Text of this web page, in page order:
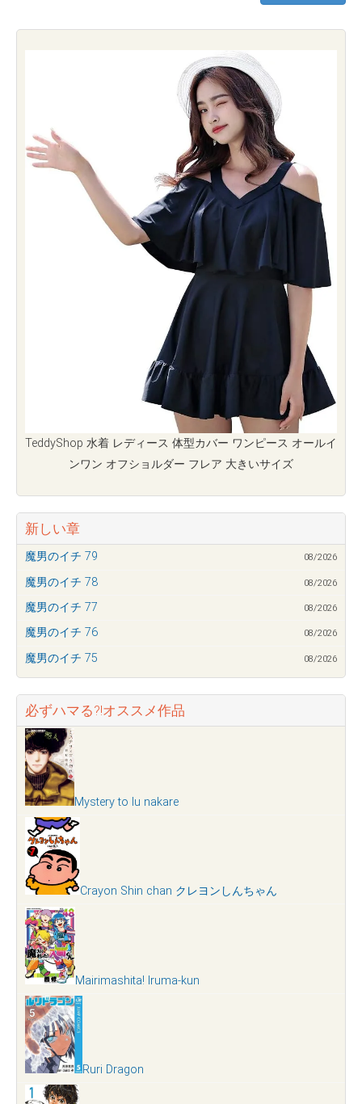
TeddyShop 水着 レディース 体型カバー ワンピース オールイ
ンワン オフショルダー フレア 大きいサイズ
新しい章
魔男のイチ 79 08/2026
魔男のイチ 78 08/2026
魔男のイチ 77 08/2026
魔男のイチ 76 08/2026
魔男のイチ 75 08/2026
必ずハマる?!オススメ作品
Mystery to Iu nakare
Crayon Shin chan クレヨンしんちゃん
Mairimashita! Iruma-kun
Ruri Dragon